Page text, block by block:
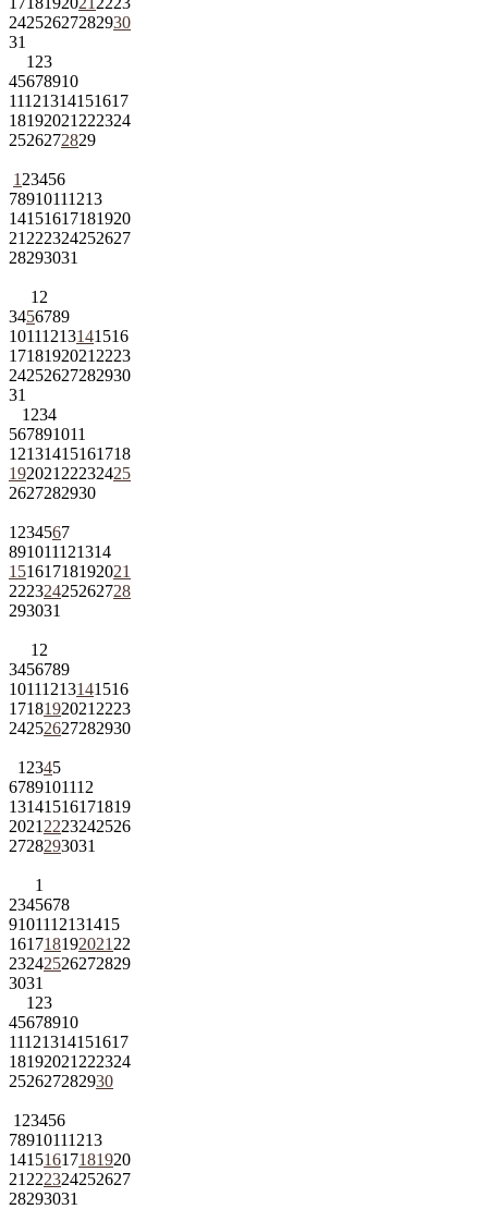
24252627282930
31
1 23
45678910
11121314151617
18192021 222324
2526272829
1 23456
78910111213
14151617181920
21 222324252627
28293031
1 2
3456789
10111213141516
1718192021 2223
24252627282930
31
1 234
567891011
12131415161718
192021 22232425
2627282930
1 234567
891011121314
15161718192021
22232425262728
293031
1 2
3456789
10111213141516
1718192021 2223
24252627282930
1 2345
6789101112
13141516171819
2021 2223242526
2728293031
1
2345678
9101112131415
161718192021 22
23242526272829
3031
1 23
45678910
11121314151617
18192021 222324
252627282930
1 23456
78910111213
14151617181920
21 222324252627
28293031